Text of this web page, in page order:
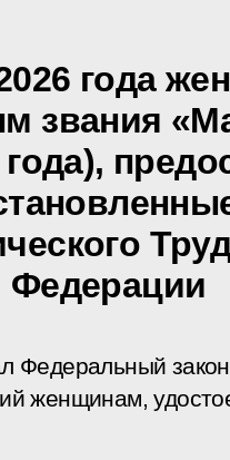
года
звания
Федерации
Федеральный
женщинам,